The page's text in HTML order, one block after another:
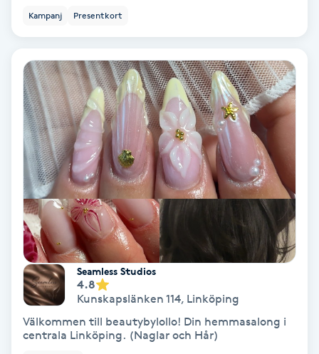
K18
Katun fransar
Kemisk peeling
Keratinbehandling
Kinesiologi
Kinesisk medicin
Kampanj Presentkort
Seamless Studios
4.8
Kunskapslänken 114, Linköping
Välkommen till beautybylollo! Din hemmasalong i
centrala Linköping. (Naglar och Hår)